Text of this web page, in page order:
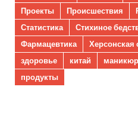
Проекты
Происшествия
Статистика
Стихиное
Фармацевтика
Херсонская
здоровье
китай маникюр
продукты